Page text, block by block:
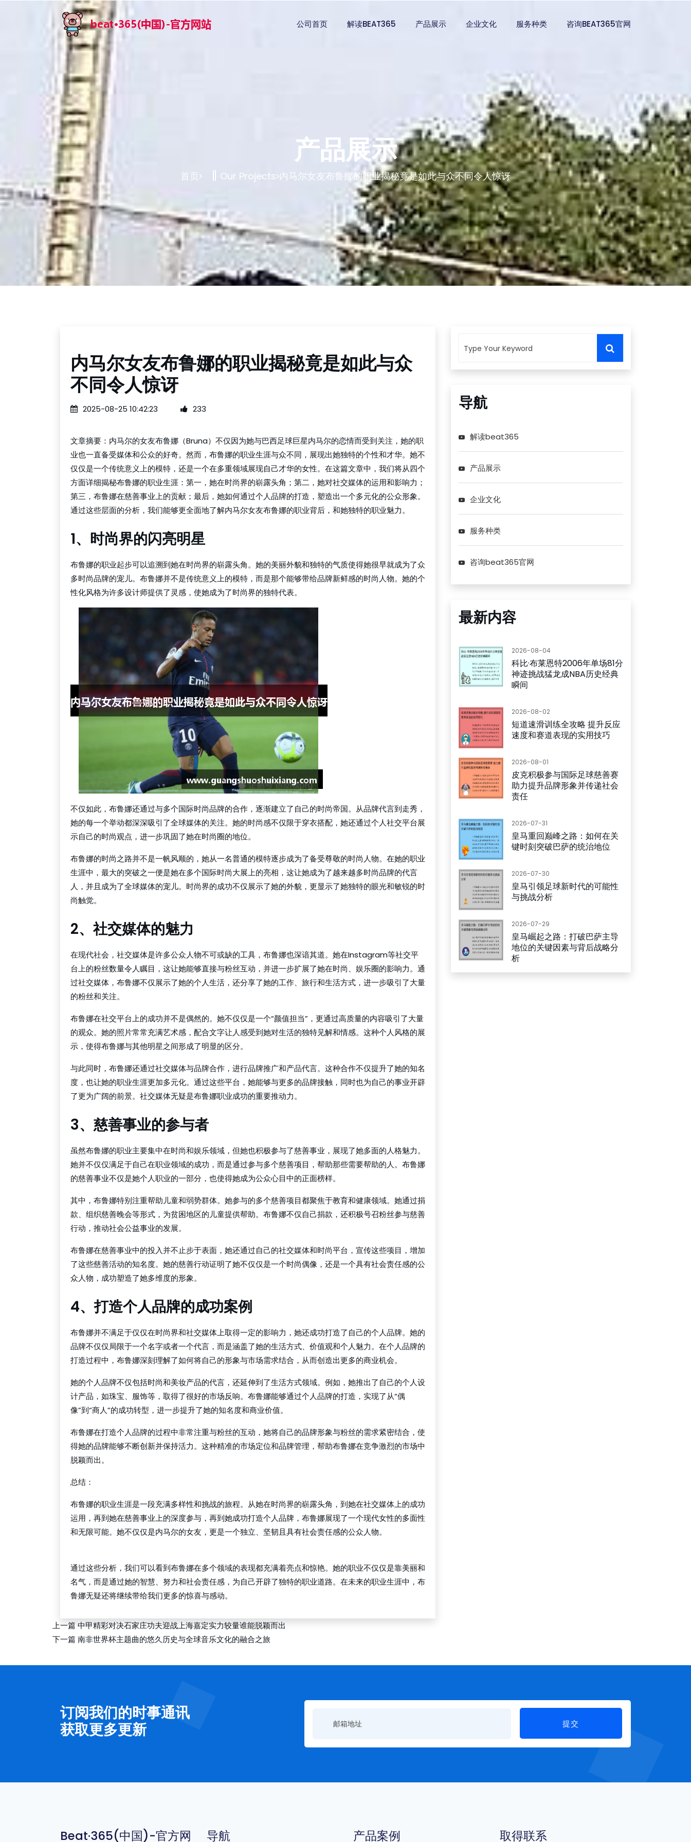
公司首页 解读BEAT365 产品展示 企业文化 服务种类 咨询BEAT365官网
产品展示
首页 Our Projects 内马尔女友布鲁娜的职业揭秘竟是如此与众不同令人惊讶
内马尔女友布鲁娜的职业揭秘竟是如此与众
不同令人惊讶
2025-08-25 10:42:23 233
文章摘要：内马尔的女友布鲁娜（Bruna）不仅因为她与巴西足球巨星内马尔的恋情而受到关注，她的职
业也一直备受媒体和公众的好奇。然而，布鲁娜的职业生涯与众不同，展现出她独特的个性和才华。她不
仅仅是一个传统意义上的模特，还是一个在多重领域展现自己才华的女性。在这篇文章中，我们将从四个
方面详细揭秘布鲁娜的职业生涯：第一，她在时尚界的崭露头角；第二，她对社交媒体的运用和影响力；
第三，布鲁娜在慈善事业上的贡献；最后，她如何通过个人品牌的打造，塑造出一个多元化的公众形象。
通过这些层面的分析，我们能够更全面地了解内马尔女友布鲁娜的职业背后，和她独特的职业魅力。
1、时尚界的闪亮明星
布鲁娜的职业起步可以追溯到她在时尚界的崭露头角。她的美丽外貌和独特的气质使得她很早就成为了众
多时尚品牌的宠儿。布鲁娜并不是传统意义上的模特，而是那个能够带给品牌新鲜感的时尚人物。她的个
性化风格为许多设计师提供了灵感，使她成为了时尚界的独特代表。
不仅如此，布鲁娜还通过与多个国际时尚品牌的合作，逐渐建立了自己的时尚帝国。从品牌代言到走秀，
她的每一个举动都深深吸引了全球媒体的关注。她的时尚感不仅限于穿衣搭配，她还通过个人社交平台展
示自己的时尚观点，进一步巩固了她在时尚圈的地位。
布鲁娜的时尚之路并不是一帆风顺的，她从一名普通的模特逐步成为了备受尊敬的时尚人物。在她的职业
生涯中，最大的突破之一便是她在多个国际时尚大展上的亮相，这让她成为了越来越多时尚品牌的代言
人，并且成为了全球媒体的宠儿。时尚界的成功不仅展示了她的外貌，更显示了她独特的眼光和敏锐的时
尚触觉。
2、社交媒体的魅力
在现代社会，社交媒体是许多公众人物不可或缺的工具，布鲁娜也深谙其道。她在Instagram等社交平
台上的粉丝数量令人瞩目，这让她能够直接与粉丝互动，并进一步扩展了她在时尚、娱乐圈的影响力。通
过社交媒体，布鲁娜不仅展示了她的个人生活，还分享了她的工作、旅行和生活方式，进一步吸引了大量
的粉丝和关注。
布鲁娜在社交平台上的成功并不是偶然的。她不仅仅是一个“颜值担当”，更通过高质量的内容吸引了大量
的观众。她的照片常常充满艺术感，配合文字让人感受到她对生活的独特见解和情感。这种个人风格的展
示，使得布鲁娜与其他明星之间形成了明显的区分。
与此同时，布鲁娜还通过社交媒体与品牌合作，进行品牌推广和产品代言。这种合作不仅提升了她的知名
度，也让她的职业生涯更加多元化。通过这些平台，她能够与更多的品牌接触，同时也为自己的事业开辟
了更为广阔的前景。社交媒体无疑是布鲁娜职业成功的重要推动力。
3、慈善事业的参与者
虽然布鲁娜的职业主要集中在时尚和娱乐领域，但她也积极参与了慈善事业，展现了她多面的人格魅力。
她并不仅仅满足于自己在职业领域的成功，而是通过参与多个慈善项目，帮助那些需要帮助的人。布鲁娜
的慈善事业不仅是她个人职业的一部分，也使得她成为公众心目中的正面榜样。
其中，布鲁娜特别注重帮助儿童和弱势群体。她参与的多个慈善项目都聚焦于教育和健康领域。她通过捐
款、组织慈善晚会等形式，为贫困地区的儿童提供帮助。布鲁娜不仅自己捐款，还积极号召粉丝参与慈善
行动，推动社会公益事业的发展。
布鲁娜在慈善事业中的投入并不止步于表面，她还通过自己的社交媒体和时尚平台，宣传这些项目，增加
了这些慈善活动的知名度。她的慈善行动证明了她不仅仅是一个时尚偶像，还是一个具有社会责任感的公
众人物，成功塑造了她多维度的形象。
4、打造个人品牌的成功案例
布鲁娜并不满足于仅仅在时尚界和社交媒体上取得一定的影响力，她还成功打造了自己的个人品牌。她的
品牌不仅仅局限于一个名字或者一个代言，而是涵盖了她的生活方式、价值观和个人魅力。在个人品牌的
打造过程中，布鲁娜深刻理解了如何将自己的形象与市场需求结合，从而创造出更多的商业机会。
她的个人品牌不仅包括时尚和美妆产品的代言，还延伸到了生活方式领域。例如，她推出了自己的个人设
计产品，如珠宝、服饰等，取得了很好的市场反响。布鲁娜能够通过个人品牌的打造，实现了从“偶
像”到“商人”的成功转型，进一步提升了她的知名度和商业价值。
布鲁娜在打造个人品牌的过程中非常注重与粉丝的互动，她将自己的品牌形象与粉丝的需求紧密结合，使
得她的品牌能够不断创新并保持活力。这种精准的市场定位和品牌管理，帮助布鲁娜在竞争激烈的市场中
脱颖而出。
总结：
布鲁娜的职业生涯是一段充满多样性和挑战的旅程。从她在时尚界的崭露头角，到她在社交媒体上的成功
运用，再到她在慈善事业上的深度参与，再到她成功打造个人品牌，布鲁娜展现了一个现代女性的多面性
和无限可能。她不仅仅是内马尔的女友，更是一个独立、坚韧且具有社会责任感的公众人物。
通过这些分析，我们可以看到布鲁娜在多个领域的表现都充满着亮点和惊艳。她的职业不仅仅是靠美丽和
名气，而是通过她的智慧、努力和社会责任感，为自己开辟了独特的职业道路。在未来的职业生涯中，布
鲁娜无疑还将继续带给我们更多的惊喜与感动。
上一篇中甲精彩对决石家庄功夫迎战上海嘉定实力较量谁能脱颖而出
下一篇 南非世界杯主题曲的悠久历史与全球音乐文化的融合之旅
导航
解读beat365
产品展示
企业文化
服务种类
咨询beat365官网
最新内容
2026-08-04
科比·布莱恩特2006年单场81分
神迹挑战猛龙成NBA历史经典
瞬间
2026-08-02
短道速滑训练全攻略 提升反应
速度和赛道表现的实用技巧
2026-08-01
皮克积极参与国际足球慈善赛
助力提升品牌形象并传递社会
责任
2026-07-31
皇马重回巅峰之路：如何在关
键时刻突破巴萨的统治地位
2026-07-30
皇马引领足球新时代的可能性
与挑战分析
2026-07-29
皇马崛起之路：打破巴萨主导
地位的关键因素与背后战略分
析
订阅我们的时事通讯
获取更多更新
提交
Beat·365(中国)-官方网
导航 产品案例 取得联系